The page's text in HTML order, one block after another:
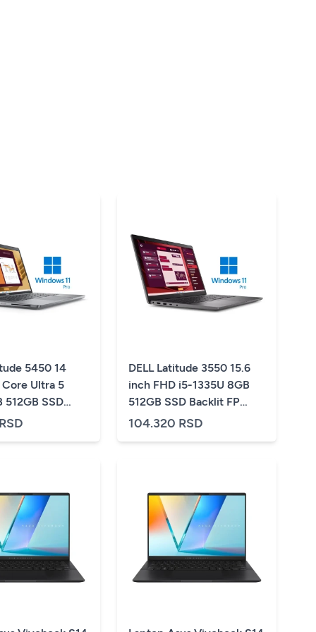
5450 14
Ultra 5
512GB SSD
Win11Pro
DELL Latitude 3550 15.6
inch FHD i5-1335U 8GB
512GB SSD Backlit FP
Win11Pro 3yr ProSupport
104.320 RSD